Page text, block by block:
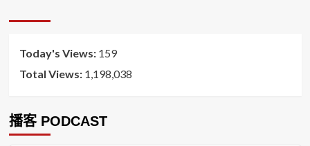
Today's Views: 159
Total Views: 1,198,038
播客 PODCAST